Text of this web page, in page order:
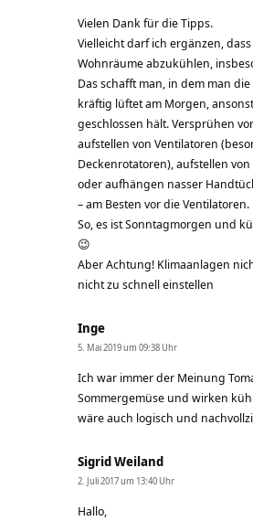
Vielen Dank für die Tipps.
Vielleicht darf ich ergänzen,
Wohnräume abzukühlen,
Das schafft man, in dem man
kräftig lüftet am Morgen,
geschlossen hält. Versprühen
aufstellen von Ventilatoren
Deckenrotatoren), aufstellen von
oder aufhängen nasser
– am Besten vor die Ventilatoren.
So, es ist Sonntagmorgen und
😉
Aber Achtung! Klimaanlagen
nicht zu schnell einstellen
Inge
5. Mai 2019 um 09:38 Uhr
Ich war immer der Meinung
Sommergemüse und wirken
wäre auch logisch und
Sigrid Weiland
2. Juli 2017 um 13:40 Uhr
Hallo,